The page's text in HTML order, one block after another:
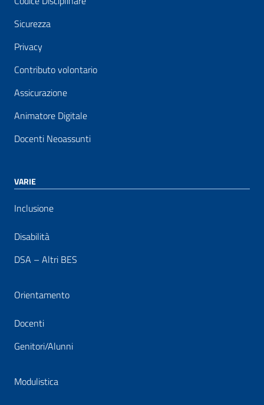
Sicurezza
Privacy
Contributo volontario
Assicurazione
Animatore Digitale
Docenti Neoassunti
VARIE
Inclusione
Disabilità
DSA – Altri BES
Orientamento
Docenti
Genitori/Alunni
Modulistica